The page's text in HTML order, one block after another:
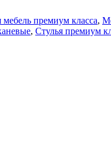
мебель премиум класса,
, Стулья премиум